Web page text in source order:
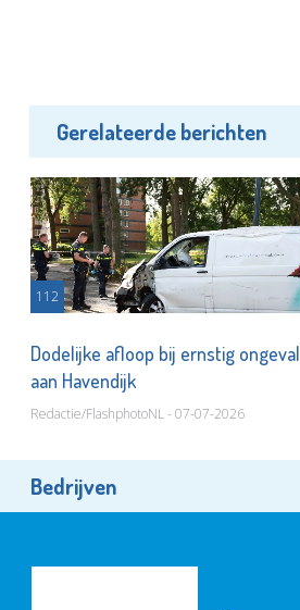
Gerelateerde berichten
112
Dodelijke afloop bij ernstig ongeval
aan Havendijk
Redactie/FlashphotoNL - 07-07-2026
Bedrijven